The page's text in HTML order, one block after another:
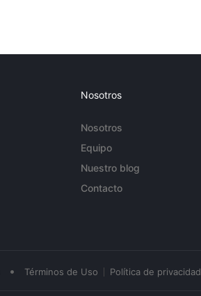
Nosotros
Nosotros
Equipo
Nuestro blog
Contacto
• Términos de Uso Política de privacidad